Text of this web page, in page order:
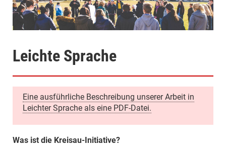
Leichte Sprache
Eine ausführliche Beschreibung unserer Arbeit in
Leichter Sprache als eine PDF-Datei.
Was ist die Kreisau-Initiative?